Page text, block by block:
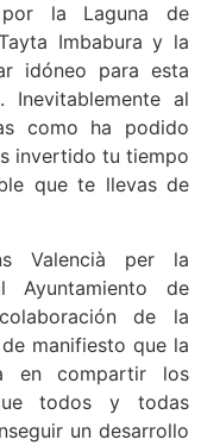
la Laguna de
Imbabura y la
idóneo para esta
Inevitablemente al
como ha podido
invertido tu tiempo
que te llevas de
Valencià per la
Ayuntamiento de
de la
manifiesto que la
en compartir los
todos y todas
un desarrollo